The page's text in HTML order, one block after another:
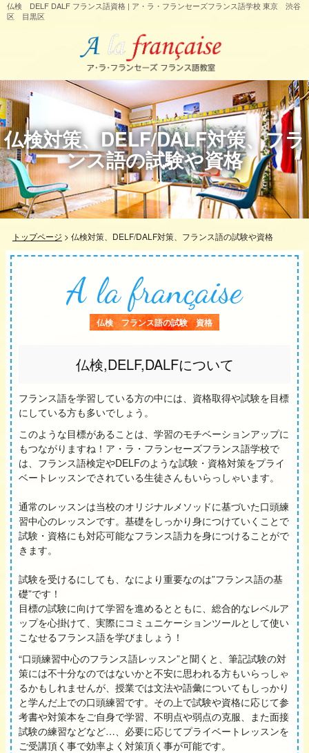
仏検 DELF DALF フランス語資格 | ア・ラ・フランセーズフランス語学校 東京 渋谷
区 目黒区
仏検対策、DELF/DALF対策、フラ
ンス語の試験や資格
トップページ > 仏検対策、DELF/DALF対策、フランス語の試験や資格
A la française
仏検 フランス語の試験 資格
仏検,DELF,DALFについて
フランス語を学習している方の中には、資格取得や試験を目標
にしている方も多いでしょう。
このような目標があることは、学習のモチベーションアップに
もつながりますね！ア・ラ・フランセーズフランス語学校で
は、フランス語検定やDELFのような試験・資格対策をプライ
ベートレッスンでされている生徒さんもいらっしゃいます。
通常のレッスンは当校のオリジナルメソッドに基づいた口頭練
習中心のレッスンです。基礎をしっかり身につけていくことで
試験・資格にも対応可能なフランス語力を身につけることがで
きます。
試験を受けるにしても、なにより重要なのは”フランス語の基
礎”です！
目標の試験に向けて学習を進めるとともに、総合的なレベルア
ップを心掛けて、実際にコミュニケーションツールとして使い
こなせるフランス語を学びましょう！
“口頭練習中心のフランス語レッスン”と聞くと、筆記試験の対
策には不十分なのではないかと不安に思われる方もいらっしゃ
るかもしれませんが、授業では文法や語彙についてもしっかり
と学んだ上での口頭練習です。その上で試験や資格に応じて参
考書や対策本をご自身で学習、不明点や弱点の克服、また面接
試験の練習などなど…、必要に応じてプライベートレッスンを
ご受講頂く事で効率よく対策頂く事が可能です。